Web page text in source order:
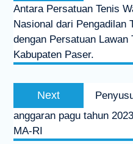
Antara Persatuan Tenis
Nasional dari Pengadilan
dengan Persatuan Lawan
Kabupaten Paser.
Next
anggaran pagu tahun
MA-RI